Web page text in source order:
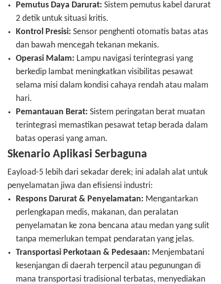
Pemutus Daya Darurat: Sistem pemutus kabel darurat
2 detik untuk situasi kritis.
Kontrol Presisi: Sensor penghenti otomatis batas atas
dan bawah mencegah tekanan mekanis.
Operasi Malam: Lampu navigasi terintegrasi yang
berkedip lambat meningkatkan visibilitas pesawat
selama misi dalam kondisi cahaya rendah atau malam
hari.
Pemantauan Berat: Sistem peringatan berat muatan
terintegrasi memastikan pesawat tetap berada dalam
batas operasi yang aman.
Skenario Aplikasi Serbaguna
Eayload-5 lebih dari sekadar derek; ini adalah alat untuk
penyelamatan jiwa dan efisiensi industri:
Respons Darurat & Penyelamatan: Mengantarkan
perlengkapan medis, makanan, dan peralatan
penyelamatan ke zona bencana atau medan yang sulit
tanpa memerlukan tempat pendaratan yang jelas.
Transportasi Perkotaan & Pedesaan: Menjembatani
kesenjangan di daerah terpencil atau pegunungan di
mana transportasi tradisional terbatas, menyediakan